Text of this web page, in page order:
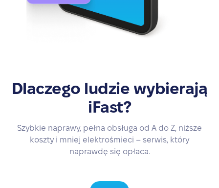
Dlaczego ludzie wybierają
iFast?
Szybkie naprawy, pełna obsługa od A do Z, niższe
koszty i mniej elektrośmieci – serwis, który
naprawdę się opłaca.